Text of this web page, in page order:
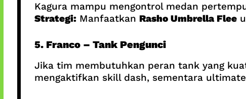
Kagura mampu mengontrol medan
Strategi:Manfaatkan Rasho Umbrella Flee
5. Franco – Tank Pengunci
Jika tim membutuhkan peran tank yang
mengaktifkan skill dash, sementara ultimate